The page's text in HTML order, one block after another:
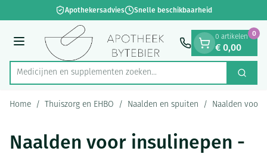
Ga naar de inhoudApothekersadvies Snelle beschikbaarheid
Menu
Product, merk, categorie...
Medicijnen en supplementen zoeken... Zoek
0 artikelen
€ 0,00
0
Home / Thuiszorg en EHBO / Naalden en spuiten / Naalden voor
Naalden voor insulinepen -